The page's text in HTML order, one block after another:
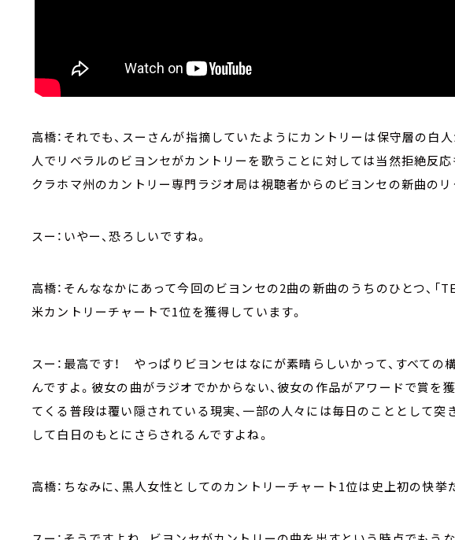
高橋：それでも、スーさんが指摘していたようにカントリーは保守層の白
人でリベラルのビヨンセがカントリーを歌うことに対しては当然拒絶反応
クラホマ州のカントリー専門ラジオ局は視聴者からのビヨンセの新曲のリ
スー：いやー、恐ろしいですね。
高橋：そんななかにあって今回のビヨンセの2曲の新曲のうちのひとつ、「
米カントリーチャートで1位を獲得しています。
スー：最高です！ やっぱりビヨンセはなにが素晴らしいかって、すべての
んですよ。彼女の曲がラジオでかからない、彼女の作品がアワードで賞を
てくる普段は覆い隠されている現実、一部の人々には毎日のこととして突
して白日のもとにさらされるんですよね。
高橋：ちなみに、黒人女性としてのカントリーチャート1位は史上初の快挙